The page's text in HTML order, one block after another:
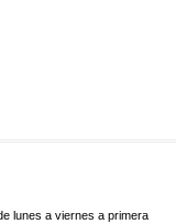
lunes a viernes a primera